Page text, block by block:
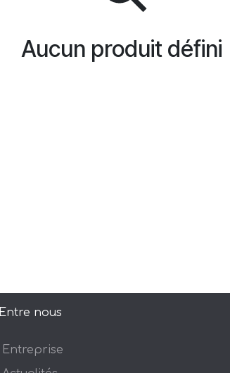
Aucun produit défini
Entre nous
Entreprise